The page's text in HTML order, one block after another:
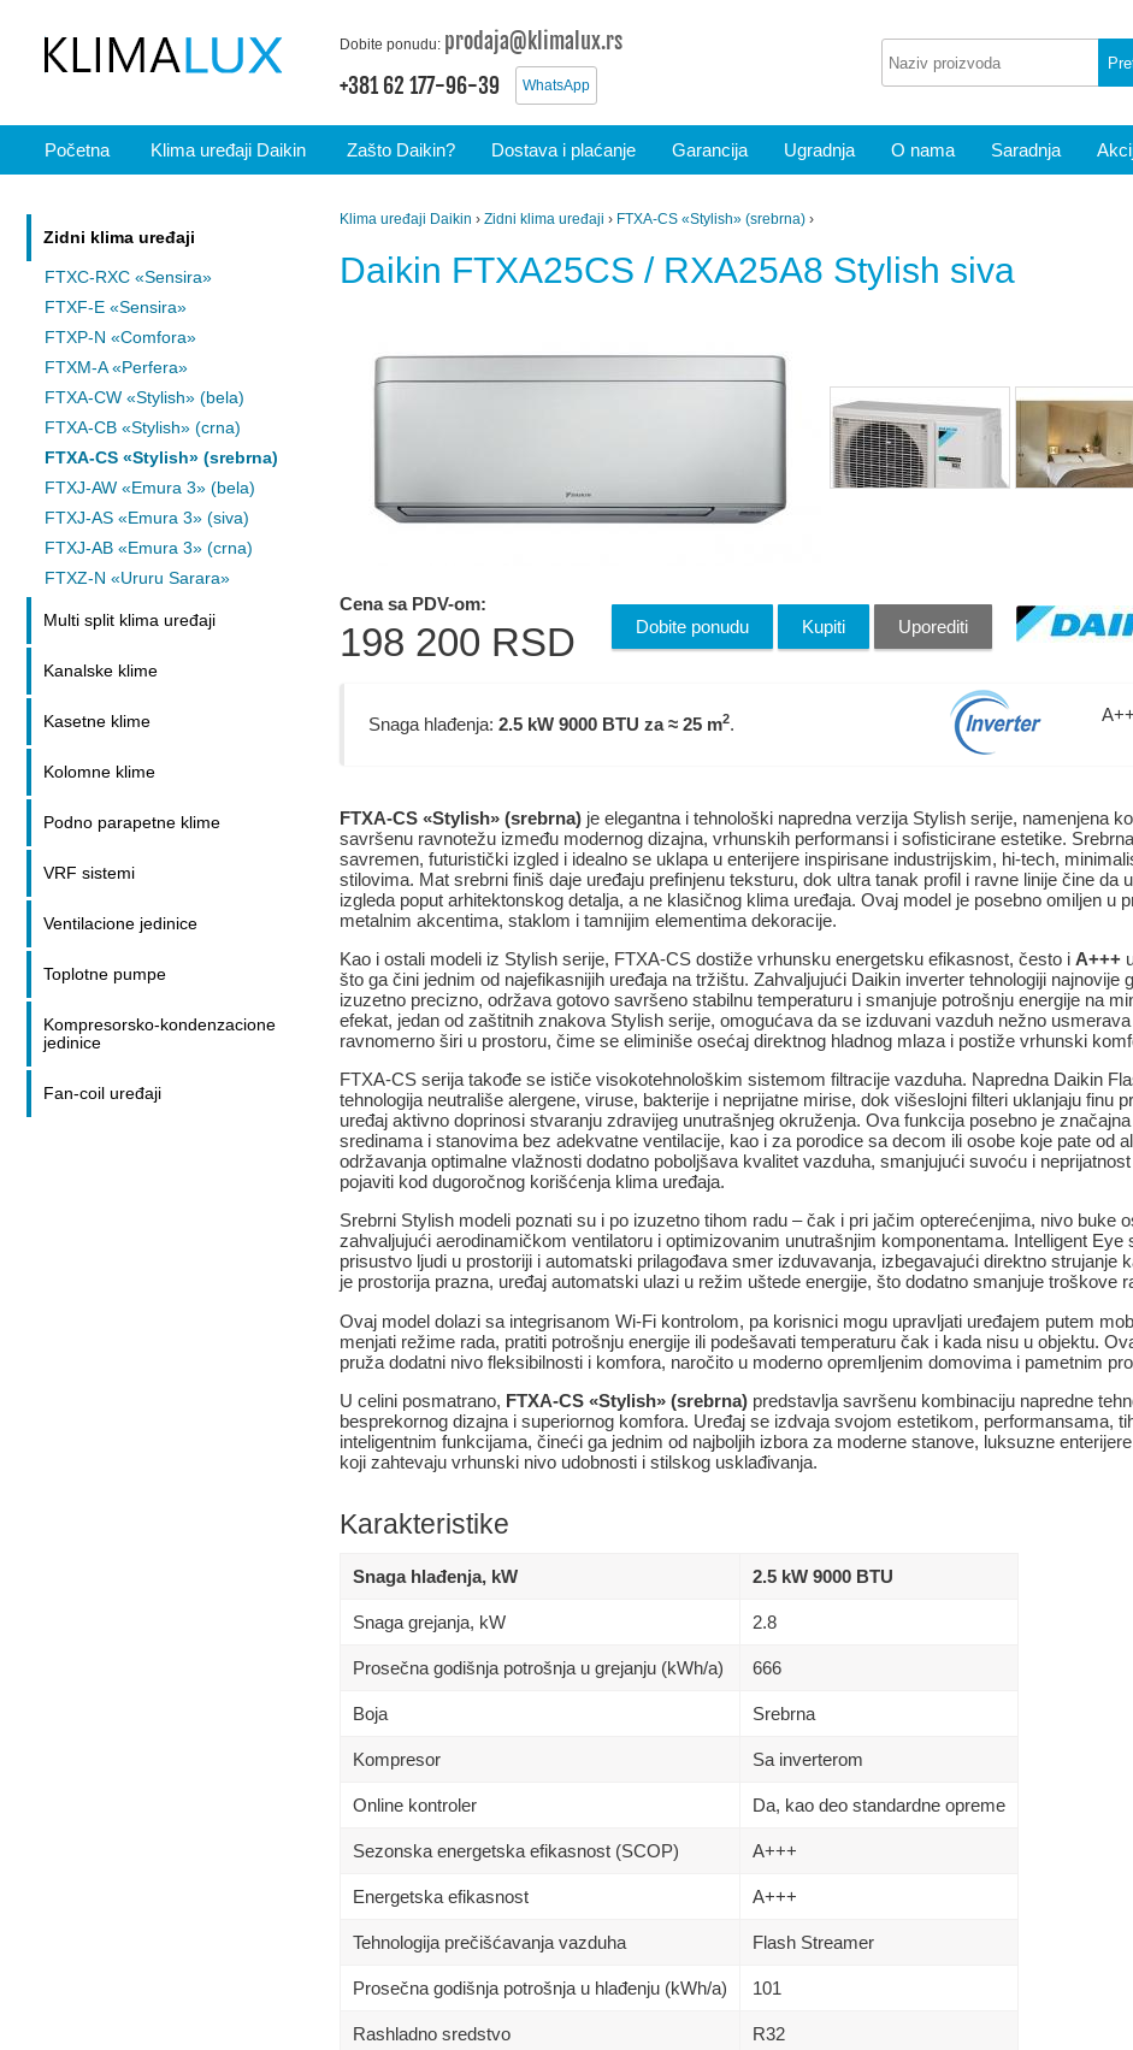
Dobite ponudu: prodaja@klimalux.rs
+381 62 177-96-39
WhatsApp
Početna Klima uređaji Daikin Zašto Daikin? Dostava i plaćanje Garancija Ugradnja O nama Saradnja
Klima uređaji Daikin › Zidni klima uređaji › FTXA-CS «Stylish» (srebrna) ›
Daikin FTXA25CS / RXA25A8 Stylish siva
Cena sa PDV-om:
198 200 RSD Dobite ponudu Kupiti Uporediti
Snaga hlađenja: 2.5 kW 9000 BTU za ≈ 25 m2.
FTXA-CS «Stylish» (srebrna) je elegantna i tehnološki napredna verzija Stylish serije, namenjena
savršenu ravnotežu između modernog dizajna, vrhunskih performansi i sofisticirane estetike.
savremen, futuristički izgled i idealno se uklapa u enterijere inspirisane industrijskim, hi-tech,
stilovima. Mat srebrni finiš daje uređaju prefinjenu teksturu, dok ultra tanak profil i ravne linije čine da
izgleda poput arhitektonskog detalja, a ne klasičnog klima uređaja. Ovaj model je posebno omiljen u
metalnim akcentima, staklom i tamnijim elementima dekoracije.
Kao i ostali modeli iz Stylish serije, FTXA-CS dostiže vrhunsku energetsku efikasnost, često i A+++
što ga čini jednim od najefikasnijih uređaja na tržištu. Zahvaljujući Daikin inverter tehnologiji najnovije
izuzetno precizno, održava gotovo savršeno stabilnu temperaturu i smanjuje potrošnju energije na
efekat, jedan od zaštitnih znakova Stylish serije, omogućava da se izduvani vazduh nežno
ravnomerno širi u prostoru, čime se eliminiše osećaj direktnog hladnog mlaza i postiže vrhunski
FTXA-CS serija takođe se ističe visokotehnološkim sistemom filtracije vazduha. Napredna Daikin
tehnologija neutrališe alergene, viruse, bakterije i neprijatne mirise, dok višeslojni filteri uklanjaju finu
uređaj aktivno doprinosi stvaranju zdravijeg unutrašnjeg okruženja. Ova funkcija posebno je
sredinama i stanovima bez adekvatne ventilacije, kao i za porodice sa decom ili osobe koje pate od
održavanja optimalne vlažnosti dodatno poboljšava kvalitet vazduha, smanjujući suvoću i
pojaviti kod dugoročnog korišćenja klima uređaja.
Srebrni Stylish modeli poznati su i po izuzetno tihom radu – čak i pri jačim opterećenjima, nivo buke
zahvaljujući aerodinamičkom ventilatoru i optimizovanim unutrašnjim komponentama. Intelligent Eye
prisustvo ljudi u prostoriji i automatski prilagođava smer izduvavanja, izbegavajući direktno strujanje
je prostorija prazna, uređaj automatski ulazi u režim uštede energije, što dodatno smanjuje troškove
Ovaj model dolazi sa integrisanom Wi-Fi kontrolom, pa korisnici mogu upravljati uređajem putem
menjati režime rada, pratiti potrošnju energije ili podešavati temperaturu čak i kada nisu u objektu.
pruža dodatni nivo fleksibilnosti i komfora, naročito u moderno opremljenim domovima i pametnim
U celini posmatrano, FTXA-CS «Stylish» (srebrna) predstavlja savršenu kombinaciju napredne
besprekornog dizajna i superiornog komfora. Uređaj se izdvaja svojom estetikom, performansama,
inteligentnim funkcijama, čineći ga jednim od najboljih izbora za moderne stanove, luksuzne
koji zahtevaju vrhunski nivo udobnosti i stilskog usklađivanja.
Karakteristike
Snaga hlađenja, kW 2.5 kW 9000 BTU
Snaga grejanja, kW 2.8
Prosečna godišnja potrošnja u grejanju (kWh/a) 666
Boja Srebrna
Kompresor Sa inverterom
Online kontroler Da, kao deo standardne opreme
Sezonska energetska efikasnost (SCOP) A+++
Energetska efikasnost A+++
Tehnologija prečišćavanja vazduha Flash Streamer
Prosečna godišnja potrošnja u hlađenju (kWh/a) 101
Rashladno sredstvo R32
Zidni klima uređaji
FTXC-RXC «Sensira»
FTXF-E «Sensira»
FTXP-N «Comfora»
FTXM-A «Perfera»
FTXA-CW «Stylish» (bela)
FTXA-CB «Stylish» (crna)
FTXA-CS «Stylish» (srebrna)
FTXJ-AW «Emura 3» (bela)
FTXJ-AS «Emura 3» (siva)
FTXJ-AB «Emura 3» (crna)
FTXZ-N «Ururu Sarara»
Multi split klima uređaji
Kanalske klime
Kasetne klime
Kolomne klime
Podno parapetne klime
VRF sistemi
Ventilacione jedinice
Toplotne pumpe
Kompresorsko-kondenzacione
jedinice
Fan-coil uređaji